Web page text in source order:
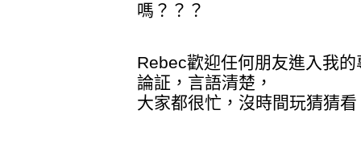
嗎？？？
Rebec歡迎任何朋友進入我
論証，言語清楚，
大家都很忙，沒時間玩猜猜看